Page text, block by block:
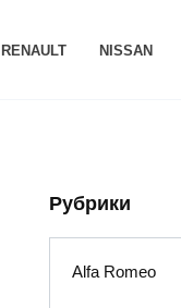
RENAULT NISSAN
Рубрики
Alfa Romeo